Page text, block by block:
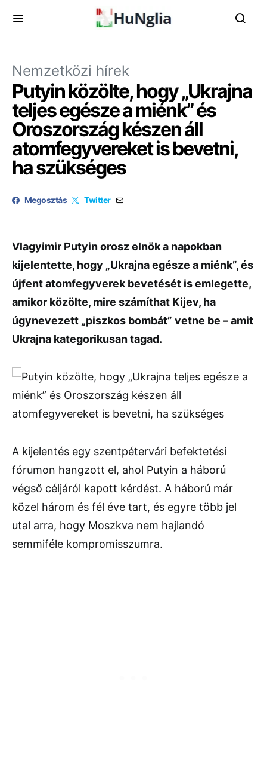
Nemzetközi hírek
Putyin közölte, hogy „Ukrajna
teljes egésze a miénk” és
Oroszország készen áll
atomfegyvereket is bevetni,
ha szükséges
Megosztás Twitter
Vlagyimir Putyin orosz elnök a napokban
kijelentette, hogy „Ukrajna egésze a miénk”, és
újfent atomfegyverek bevetését is emlegette,
amikor közölte, mire számíthat Kijev, ha
úgynevezett „piszkos bombát” vetne be – amit
Ukrajna kategorikusan tagad.
A kijelentés egy szentpétervári befektetési
fórumon hangzott el, ahol Putyin a háború
végső céljáról kapott kérdést. A háború már
közel három és fél éve tart, és egyre több jel
utal arra, hogy Moszkva nem hajlandó
semmiféle kompromisszumra.